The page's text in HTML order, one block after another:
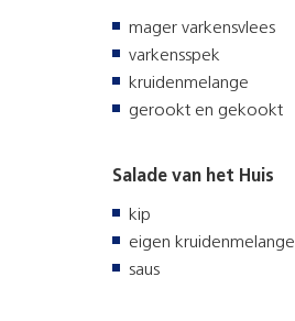
mager varkensvlees
varkensspek
kruidenmelange
gerookt en gekookt
Salade van het Huis
kip
eigen kruidenmelange
saus